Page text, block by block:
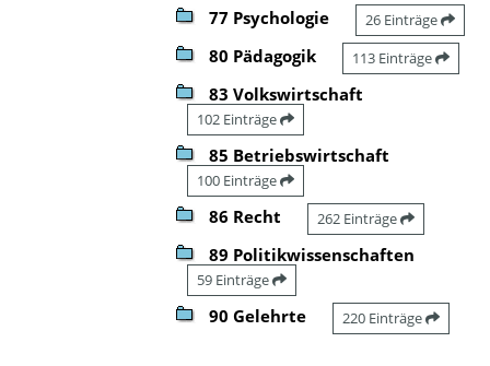
77 Psychologie 26 Einträge
80 Pädagogik 113 Einträge
83 Volkswirtschaft
102 Einträge
85 Betriebswirtschaft
100 Einträge
86 Recht 262 Einträge
89 Politikwissenschaften
59 Einträge
90 Gelehrte 220 Einträge